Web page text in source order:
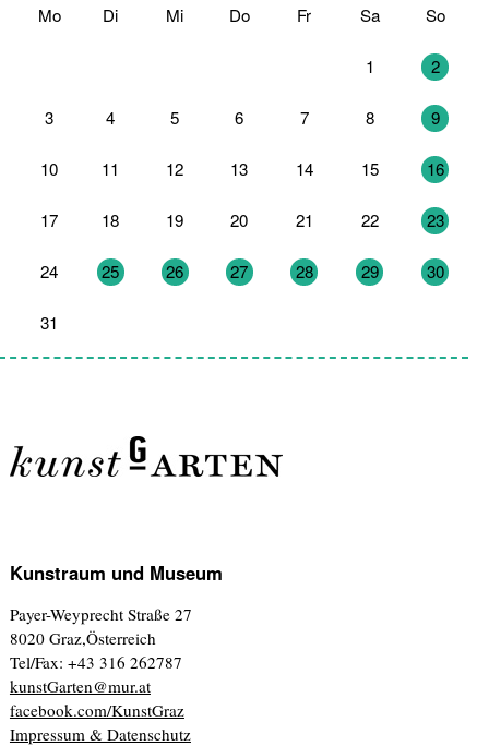
Mo Di Mi Do Fr Sa So
1 2
3 4 5 6 7 8 9
10 11 12 13 14 15 16
17 18 19 20 21 22 23
24 25 26 27 28 29 30
31
Kunstraum und Museum
Payer-Weyprecht Straße 27
8020 Graz,Österreich
Tel/Fax: +43 316 262787
kunstGarten@mur.at
facebook.com/KunstGraz
Impressum & Datenschutz